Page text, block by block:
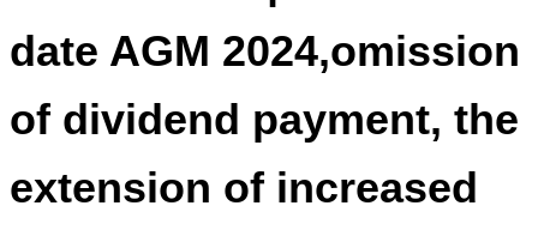
date AGM 2024,omission
of dividend payment, the
extension of increased